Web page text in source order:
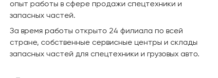
опыт работы в сфере продажи спецтехники и
запасных частей.
За время работы открыто 24 филиала по всей
стране, собственные сервисные центры и склады
запасных частей для спецтехники и грузовых авто.